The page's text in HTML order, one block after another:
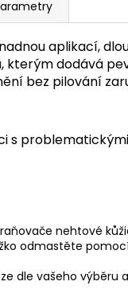
aplikací,
dodává
bez pilování
s
nehtové
odmastěte
dle vašeho výběru